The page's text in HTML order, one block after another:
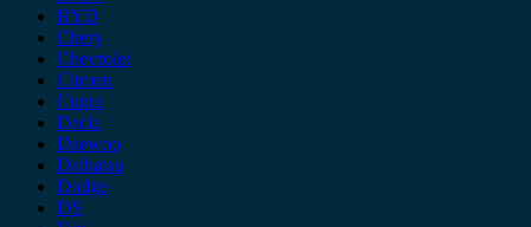
BYD
Chery
Chevrolet
Citroen
Cupra
Dacia
Daewoo
Daihatsu
Dodge
DS